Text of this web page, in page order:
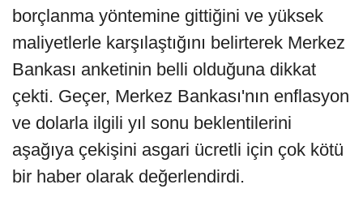
borçlanma yöntemine gittiğini ve yüksek
maliyetlerle karşılaştığını belirterek Merkez
Bankası anketinin belli olduğuna dikkat
çekti. Geçer, Merkez Bankası'nın enflasyon
ve dolarla ilgili yıl sonu beklentilerini
aşağıya çekişini asgari ücretli için çok kötü
bir haber olarak değerlendirdi.